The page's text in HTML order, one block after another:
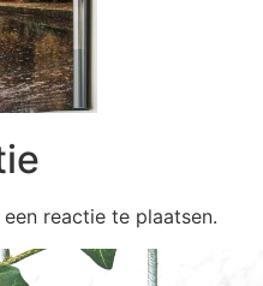
reactie te plaatsen.